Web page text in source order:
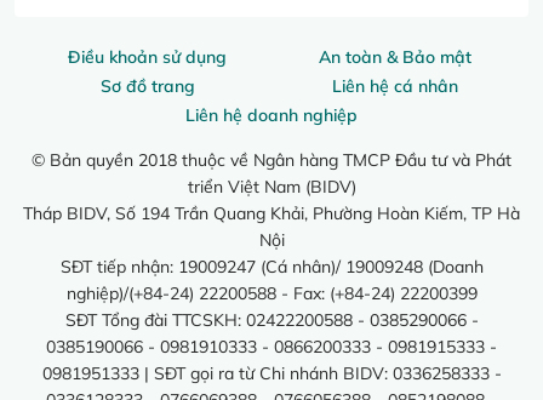
Điều khoản sử dụng
An toàn & Bảo mật
Sơ đồ trang
Liên hệ cá nhân
Liên hệ doanh nghiệp
© Bản quyền 2018 thuộc về Ngân hàng TMCP Đầu tư và Phát
triển Việt Nam (BIDV)
Tháp BIDV, Số 194 Trần Quang Khải, Phường Hoàn Kiếm, TP Hà
Nội
SĐT tiếp nhận: 19009247 (Cá nhân)/ 19009248 (Doanh
nghiệp)/(+84-24) 22200588 - Fax: (+84-24) 22200399
SĐT Tổng đài TTCSKH: 02422200588 - 0385290066 -
0385190066 - 0981910333 - 0866200333 - 0981915333 -
0981951333 | SĐT gọi ra từ Chi nhánh BIDV: 0336258333 -